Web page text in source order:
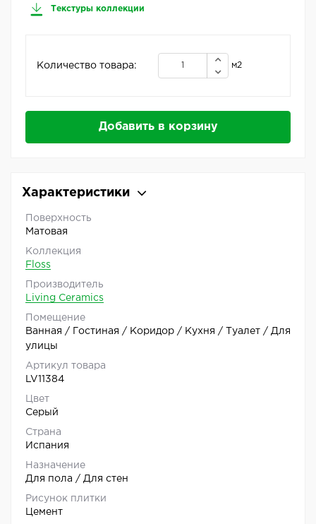
Текстуры коллекции
Количество товара: м2
Добавить в корзину
Характеристики
Поверхность
Матовая
Коллекция
Floss
Производитель
Living Ceramics
Помещение
Ванная / Гостиная / Коридор / Кухня / Туалет / Для
улицы
Артикул товара
LV11384
Цвет
Серый
Страна
Испания
Назначение
Для пола / Для стен
Рисунок плитки
Цемент